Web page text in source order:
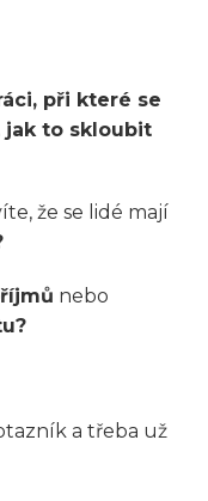
při které se
jak to skloubit
že se lidé mají
nebo
a třeba už